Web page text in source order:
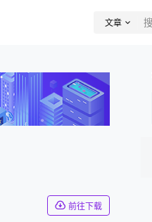
文章
前往下载